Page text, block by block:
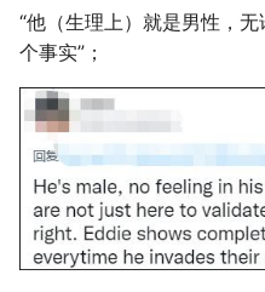
“他（生理上）就是男性，
个事实”；